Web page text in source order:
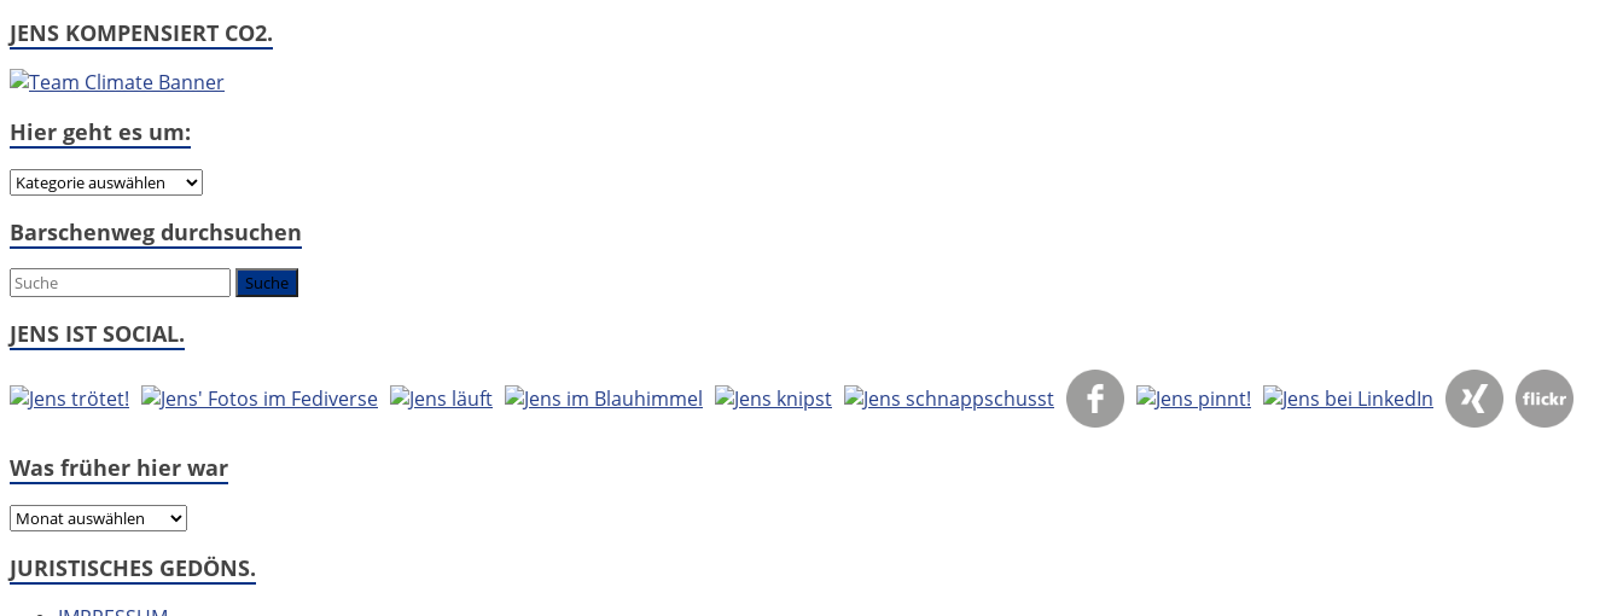
JENS KOMPENSIERT CO2.
Hier geht es um:
Hier
es
Barschenweg durchsuchen
JENS IST SOCIAL.
Was früher hier war
Was
hier
JURISTISCHES GEDÖNS.